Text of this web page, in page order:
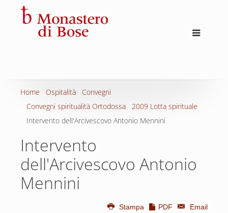
Home Ospitalità
Convegni
Convegni spiritualità Ortodossa
2009 Lotta spirituale
Intervento dell'Arcivescovo Antonio Mennini
Intervento
dell'Arcivescovo Antonio
Mennini
Stampa PDF Email